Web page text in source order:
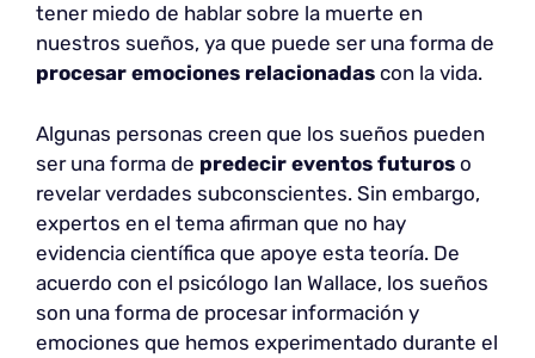
tener miedo de hablar sobre la muerte en
nuestros sueños, ya que puede ser una forma de
procesar emociones relacionadas con la vida.
Algunas personas creen que los sueños pueden
ser una forma de predecir eventos futuros o
revelar verdades subconscientes. Sin embargo,
expertos en el tema afirman que no hay
evidencia científica que apoye esta teoría. De
acuerdo con el psicólogo Ian Wallace, los sueños
son una forma de procesar información y
emociones que hemos experimentado durante el